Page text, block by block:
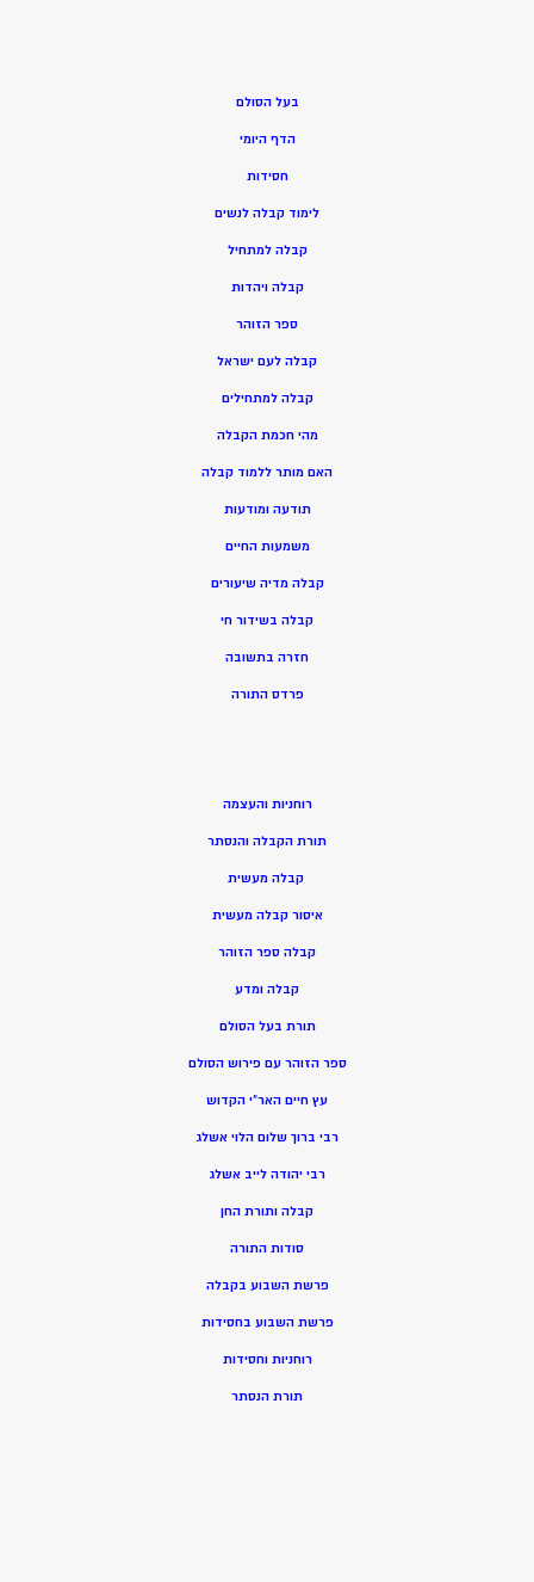
בעל הסולם
הדף היומי
חסידות
לימוד קבלה לנשים
קבלה למתחיל
קבלה ויהדות
ספר הזוהר
קבלה לעם ישראל
קבלה למתחילים
מהי חכמת הקבלה
האם מותר ללמוד קבלה
תודעה ומודעות
משמעות החיים
קבלה מדיה שיעורים
קבלה בשידור חי
חזרה בתשובה
פרדס התורה
רוחניות והעצמה
תורת הקבלה והנסתר
קבלה מעשית
איסור קבלה מעשית
קבלה ספר הזוהר
קבלה ומדע
תורת בעל הסולם
ספר הזוהר עם פירוש הסולם
עץ חיים האר”י הקדוש
רבי ברוך שלום הלוי אשלג
רבי יהודה לייב אשלג
קבלה ותורת החן
סודות התורה
פרשת השבוע בקבלה
פרשת השבוע בחסידות
רוחניות וחסידות
תורת הנסתר